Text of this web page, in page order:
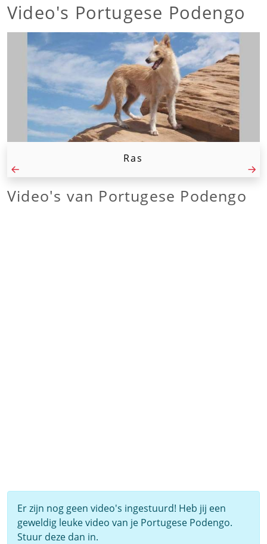
Video's Portugese Podengo
Ras
Video's van Portugese Podengo
Er zijn nog geen video's ingestuurd! Heb jij een
geweldig leuke video van je Portugese Podengo.
Stuur deze dan in.